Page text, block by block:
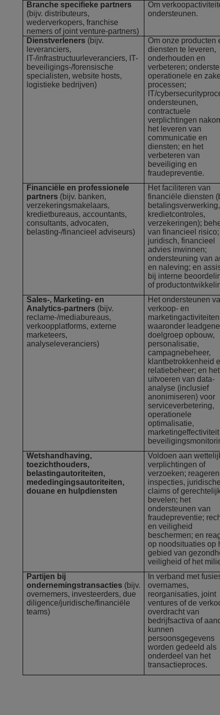
Branche specifieke partners
(bijv. distributeurs,
wederverkopers, franchise
nemers of joint venture-partners)
Om
ondersteunen.
Dienstverleners (bijv.
leveranciers,
IT-/infrastructuurleveranciers, IT-
beveiligings-/forensische
specialisten, website hosts,
logistieke bedrijven)
Om onze producten
diensten te leveren,
onderhouden en
verbeteren;
operationele en
processen;
IT/
ondersteunen,
contractuele
verplichtingen
het leveren van
communicatie en
diensten; en het
verbeteren van
beveiliging en
fraudepreventie.
Financiële en professionele
partners (bijv. banken,
verzekeringsmakelaars,
kredietbureaus, accountants,
consultants, advocaten,
belasting-/financieel adviseurs)
Het faciliteren van
financiële diensten
betalingsverwerking,
kredietcontroles,
verzekeringen);
van financieel risico;
juridisch, financieel
advies inwinnen;
ondersteuning van
en naleving; en
bij interne
of
Sales-, Marketing- en
Analytics-partners (bijv.
reclame-/mediabureaus,
verkoopplatforms, externe
marketeers,
analyseleveranciers)
Het ondersteunen
verkoop- en
waaronder
doelgroep opbouw,
personalisatie,
campagnebeheer,
klantbetrokkenheid
relatiebeheer; en het
uitvoeren van data-
analyse (inclusief
anonimiseren) voor
serviceverbetering,
operationele
optimalisatie,
Wetshandhaving,
toezichthouders,
belastingautoriteiten,
mededingingsautoriteiten,
douane en hulpdiensten
Voldoen aan
verplichtingen of
verzoeken;
inspecties,
claims of
bevelen; het
ondersteunen van
fraudepreventie;
en veiligheid
beschermen; en
op noodsituaties op
gebied van
veiligheid of het
Partijen bij
ondernemingstransacties (bijv.
overnemers, investeerders, due
diligence/juridische/financiële
teams)
In verband met
overnames,
reorganisaties, joint
ventures of de
overdracht van
bedrijfsactiva of
kunnen
persoonsgegevens
worden gedeeld als
onderdeel van het
transactieproces.